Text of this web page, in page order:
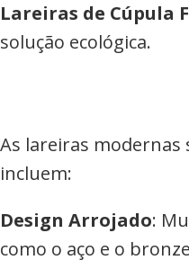
Lareiras de Cúpula
solução ecológica.
As lareiras modernas
incluem:
Design Arrojado:
como o aço e o